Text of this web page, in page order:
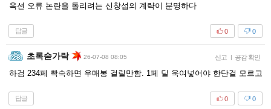
옥션 오류 논란을 돌리려는 신창섭의 계략이 분명하다
답글 0
0
초록숟가락 26-07-08 08:05 신고 | 공감 확인
하검 234페 빡숙하면 우매봉 걸릴만함. 1페 딜 욱여넣어야 한단걸 모르고
답글 0
0